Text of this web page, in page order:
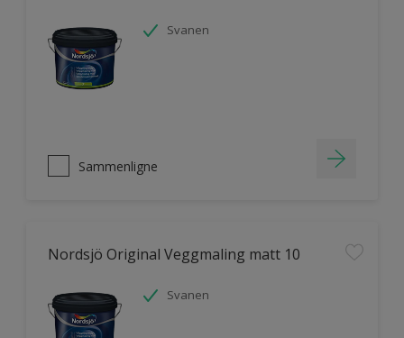
Svanen
Sammenligne
Nordsjö Original Veggmaling matt 10
Svanen